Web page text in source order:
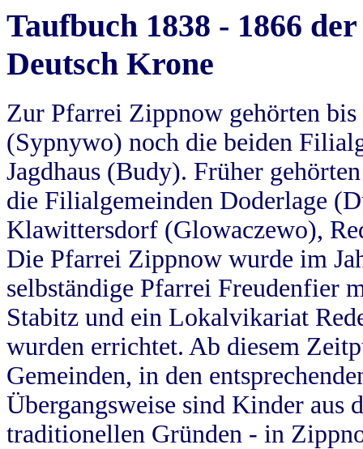
Taufbuch 1838 - 1866
Deutsch Krone
Zur Pfarrei Zippnow gehörten
(Sypnywo) noch die beiden
Jagdhaus (Budy). Früher
die Filialgemeinden Doderlage
Klawittersdorf (Glowaczewo),
Die Pfarrei Zippnow wurde im
selbständige Pfarrei Freudenfier
Stabitz und ein Lokalvikariat
wurden errichtet. Ab diesem
Gemeinden, in den
Übergangsweise sind Kinder aus
traditionellen Gründen - in